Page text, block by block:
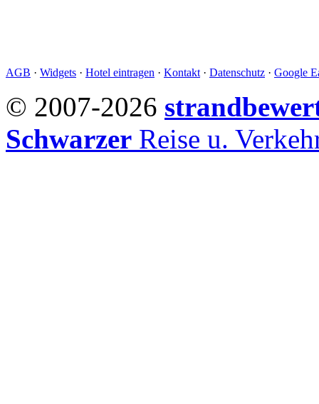
AGB · Widgets · Hotel eintragen · Kontakt · Datenschutz · Google
© 2007-2026
Schwarzer Reise u.